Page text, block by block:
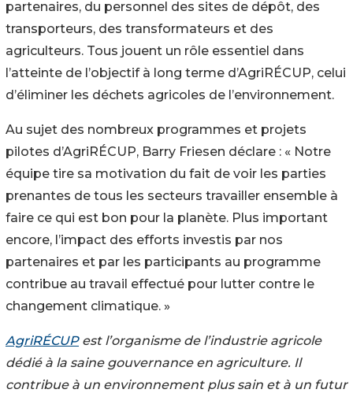
partenaires, du personnel des sites de dépôt, des
transporteurs, des transformateurs et des
agriculteurs. Tous jouent un rôle essentiel dans
l’atteinte de l’objectif à long terme d’AgriRÉCUP, celui
d’éliminer les déchets agricoles de l’environnement.
Au sujet des nombreux programmes et projets
pilotes d’AgriRÉCUP, Barry Friesen déclare : « Notre
équipe tire sa motivation du fait de voir les parties
prenantes de tous les secteurs travailler ensemble à
faire ce qui est bon pour la planète. Plus important
encore, l’impact des efforts investis par nos
partenaires et par les participants au programme
contribue au travail effectué pour lutter contre le
changement climatique. »
AgriRÉCUPest l’organisme de l’industrie agricole
dédié à la saine gouvernance en agriculture. Il
contribue à un environnement plus sain et à un futur